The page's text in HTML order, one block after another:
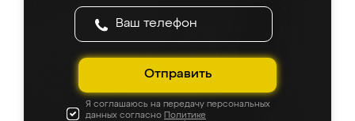
Отправить
Я соглашаюсь на передачу персональных
данных согласно Политике